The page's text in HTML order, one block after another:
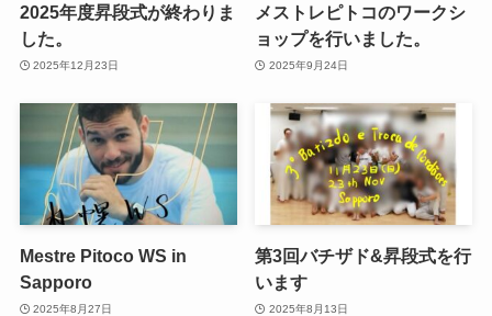
2025年度昇段式が終わりま
した。
2025年12月23日
メストレピトコのワークシ
ョップを行いました。
2025年9月24日
Mestre Pitoco WS in
Sapporo
2025年8月27日
第3回バチザド&昇段式を行
います
2025年8月13日